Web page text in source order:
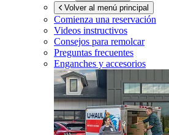
Volver al menú principal
Comienza una reservación
Videos instructivos
Consejos para remolcar
Preguntas frecuentes
Enganches y accesorios